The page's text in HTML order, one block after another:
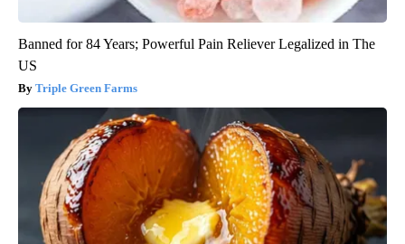
Banned for 84 Years; Powerful Pain Reliever Legalized in The
US
Triple Green Farms